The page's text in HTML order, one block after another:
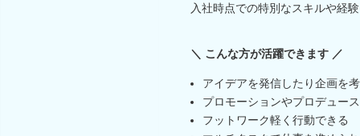
入社時点での特別なスキルや経
＼ こんな方が活躍できます ／
アイデアを発信したり企画を
プロモーションやプロデュー
フットワーク軽く行動できる